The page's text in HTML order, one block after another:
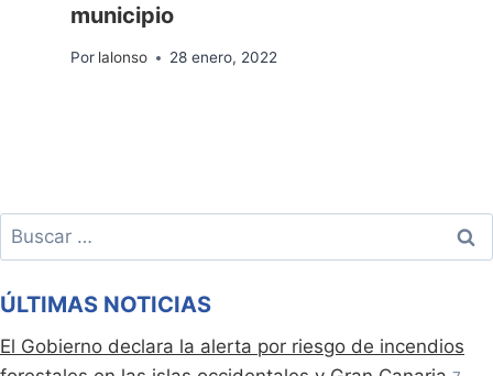
municipio
Por lalonso 28 enero, 2022
Buscar:
ÚLTIMAS NOTICIAS
El Gobierno declara la alerta por riesgo de incendios